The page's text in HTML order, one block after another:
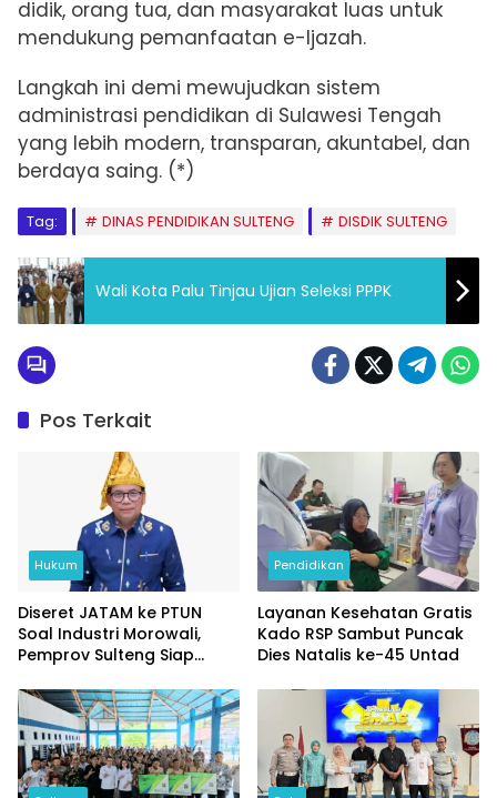
didik, orang tua, dan masyarakat luas untuk
mendukung pemanfaatan e-Ijazah.
Langkah ini demi mewujudkan sistem
administrasi pendidikan di Sulawesi Tengah
yang lebih modern, transparan, akuntabel, dan
berdaya saing. (*)
Tag: DINAS PENDIDIKAN SULTENG DISDIK SULTENG
Wali Kota Palu Tinjau Ujian Seleksi PPPK
Pos Terkait
Hukum
Diseret JATAM ke PTUN
Soal Industri Morowali,
Pemprov Sulteng Siap
Pendidikan
Layanan Kesehatan Gratis
Kado RSP Sambut Puncak
Dies Natalis ke-45 Untad